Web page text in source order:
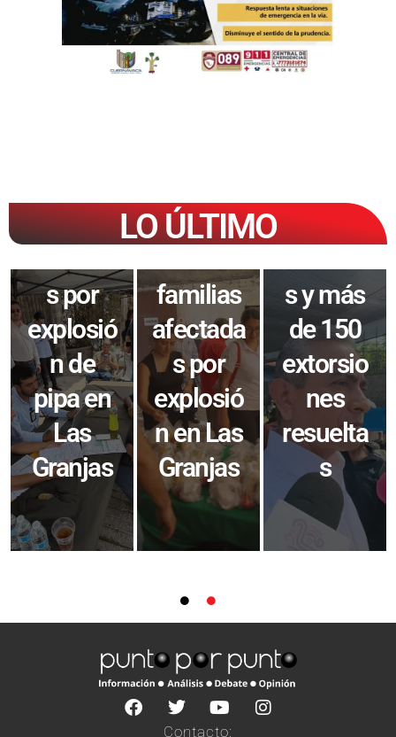
LO ÚLTIMO
Brindan
s
s por
explosió
n de
pipa en
Las
Granjas
alimenta
familias
afectada
s por
explosió
n en Las
Granjas
s
perman
dejan 58
s y más
de 150
extorsio
nes
resuelta
s
Contacto: